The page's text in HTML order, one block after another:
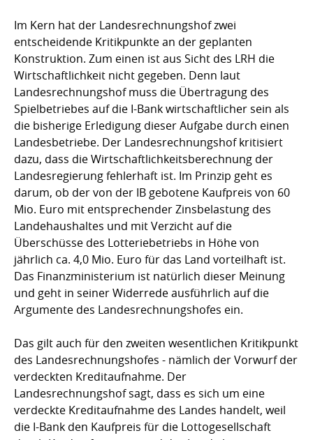
Im Kern hat der Landesrechnungshof zwei
entscheidende Kritikpunkte an der geplanten
Konstruktion. Zum einen ist aus Sicht des LRH die
Wirtschaftlichkeit nicht gegeben. Denn laut
Landesrechnungshof muss die Übertragung des
Spielbetriebes auf die I-Bank wirtschaftlicher sein als
die bisherige Erledigung dieser Aufgabe durch einen
Landesbetriebe. Der Landesrechnungshof kritisiert
dazu, dass die Wirtschaftlichkeitsberechnung der
Landesregierung fehlerhaft ist. Im Prinzip geht es
darum, ob der von der IB gebotene Kaufpreis von 60
Mio. Euro mit entsprechender Zinsbelastung des
Landehaushaltes und mit Verzicht auf die
Überschüsse des Lotteriebetriebs in Höhe von
jährlich ca. 4,0 Mio. Euro für das Land vorteilhaft ist.
Das Finanzministerium ist natürlich dieser Meinung
und geht in seiner Widerrede ausführlich auf die
Argumente des Landesrechnungshofes ein.
Das gilt auch für den zweiten wesentlichen Kritikpunkt
des Landesrechnungshofes - nämlich der Vorwurf der
verdeckten Kreditaufnahme. Der
Landesrechnungshof sagt, dass es sich um eine
verdeckte Kreditaufnahme des Landes handelt, weil
die I-Bank den Kaufpreis für die Lottogesellschaft